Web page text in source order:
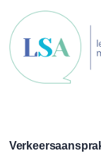
naar
de
inhoud
gaan